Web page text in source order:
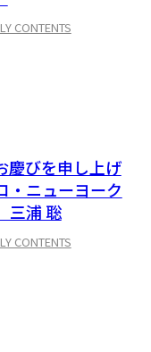
CONTENTS
慶びを申し上げ
ニューヨーク
浦 聡
CONTENTS